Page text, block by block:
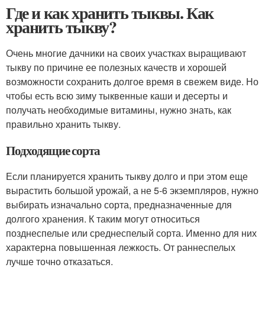
Где и как хранить тыквы. Как
хранить тыкву?
Очень многие дачники на своих участках выращивают
тыкву по причине ее полезных качеств и хорошей
возможности сохранить долгое время в свежем виде. Но
чтобы есть всю зиму тыквенные каши и десерты и
получать необходимые витамины, нужно знать, как
правильно хранить тыкву.
Подходящие сорта
Если планируется хранить тыкву долго и при этом еще
вырастить большой урожай, а не 5-6 экземпляров, нужно
выбирать изначально сорта, предназначенные для
долгого хранения. К таким могут относиться
позднеспелые или среднеспелый сорта. Именно для них
характерна повышенная лежкость. От раннеспелых
лучше точно отказаться.